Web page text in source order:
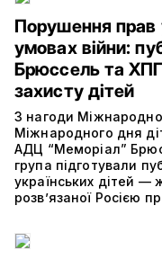
Порушення прав
умовах війни:
Брюссель та
захисту дітей
З нагоди
Міжнародного дня
АДЦ “Меморіал”
група підготували
українських дітей —
розв’язаної Росією